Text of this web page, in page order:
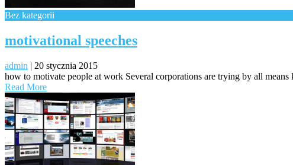
Bez kategorii
motivational speeches
admin | 20 stycznia 2015
how to motivate people at work Several corporations are trying by all
Read More